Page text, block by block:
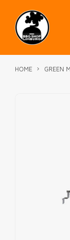
HOME GREEN